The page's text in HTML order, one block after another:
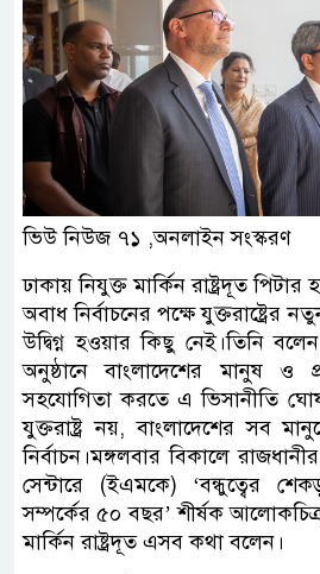
ভিউ নিউজ ৭১ ,অনলাইন সংস্করণ
ঢাকায় নিযুক্ত মার্কিন রাষ্ট্রদূত
অবাধ নির্বাচনের পক্ষে যুক্তরাষ্ট্রের
উদ্বিগ্ন হওয়ার কিছু নেই।তিনি
অনুষ্ঠানে বাংলাদেশের মানুষ ও
সহযোগিতা করতে এ ভিসানীতি
যুক্তরাষ্ট্র নয়, বাংলাদেশের সব
নির্বাচন।মঙ্গলবার বিকালে
সেন্টারে (ইএমকে) ‘বন্ধুত্বের
সম্পর্কের ৫০ বছর’ শীর্ষক আলোকচিত্র
মার্কিন রাষ্ট্রদূত এসব কথা বলেন।